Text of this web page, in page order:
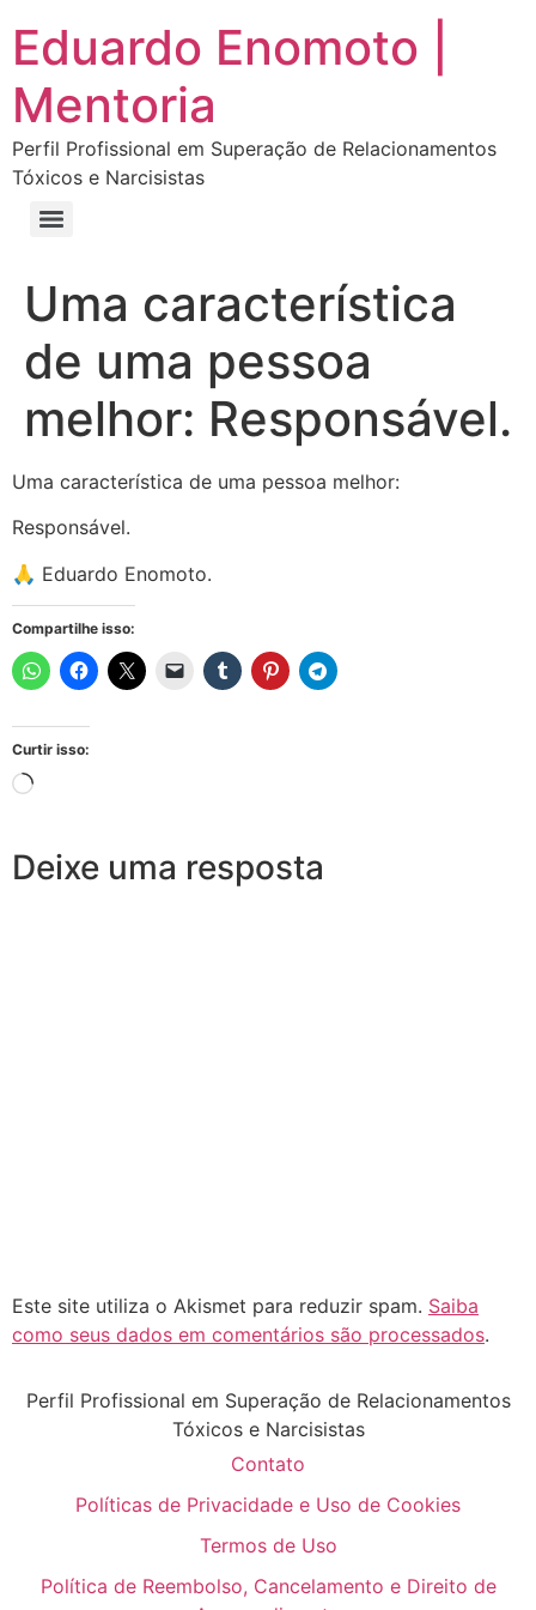
Eduardo Enomoto |
Mentoria
Perfil Profissional em Superação de Relacionamentos
Tóxicos e Narcisistas
Uma característica
de uma pessoa
melhor: Responsável.
Uma característica de uma pessoa melhor:
Responsável.
🙏 Eduardo Enomoto.
Compartilhe isso:
Curtir isso:
Deixe uma resposta
Este site utiliza o Akismet para reduzir spam. Saiba
como seus dados em comentários são processados.
Perfil Profissional em Superação de Relacionamentos
Tóxicos e Narcisistas
Contato
Políticas de Privacidade e Uso de Cookies
Termos de Uso
Política de Reembolso, Cancelamento e Direito de